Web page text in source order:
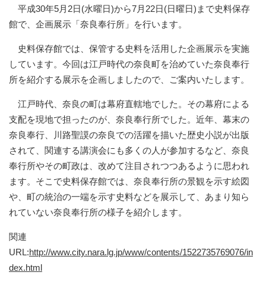
平成30年5月2日(水曜日)から7月22日(日曜日)まで史料保存
館で、企画展示「奈良奉行所」を行います。
史料保存館では、保管する史料を活用した企画展示を実施
しています。今回は江戸時代の奈良町を治めていた奈良奉行
所を紹介する展示を企画しましたので、ご案内いたします。
江戸時代、奈良の町は幕府直轄地でした。その幕府による
支配を現地で担ったのが、奈良奉行所でした。近年、幕末の
奈良奉行、川路聖謨の奈良での活躍を描いた歴史小説が出版
されて、関連する講演会にも多くの人が参加するなど、奈良
奉行所やその町政は、改めて注目されつつあるように思われ
ます。そこで史料保存館では、奈良奉行所の景観を示す絵図
や、町の統治の一端を示す史料などを展示して、あまり知ら
れていない奈良奉行所の様子を紹介します。
関連
URL:http://www.city.nara.lg.jp/www/contents/1522735769076/in
dex.html